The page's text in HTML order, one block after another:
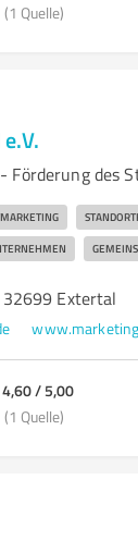
(1 Quelle)
Förderung des
Extertal
4,60 / 5,00
(1 Quelle)